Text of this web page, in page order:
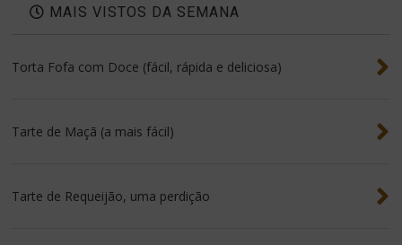
MAIS VISTOS DA SEMANA
Torta Fofa com Doce (fácil, rápida e deliciosa)
Tarte de Maçã (a mais fácil)
Tarte de Requeijão, uma perdição